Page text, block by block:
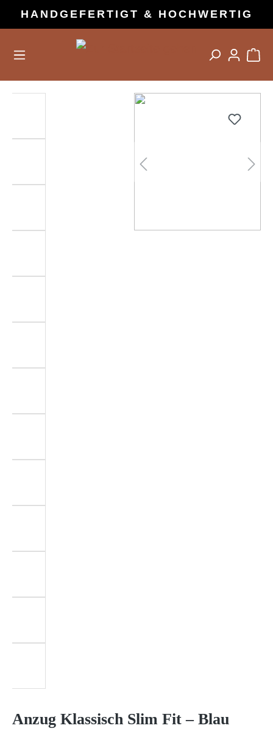
springen
HANDGEFERTIGT & HOCHWERTIG
Bildergalerie überspringen
Anzug Klassisch Slim Fit – Blau